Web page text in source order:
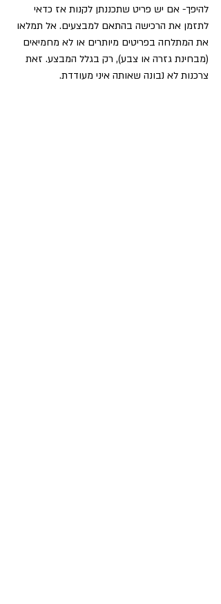
להיפך- אם יש פריט שתכננתן לקנות אז כדאי
לתזמן את הרכישה בהתאם למבצעים. אל תמלאו
את המתלחה בפריטים מיותרים או לא מחמיאים
(מבחינת גזרה או צבע), רק בגלל המבצע. זאת
צרכנות לא נבונה שאותה איני מעודדת.